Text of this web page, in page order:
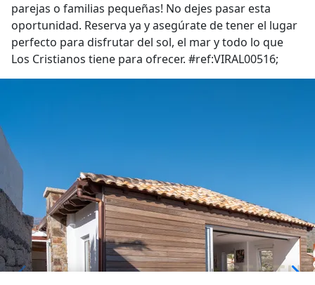
parejas o familias pequeñas! No dejes pasar esta
oportunidad. Reserva ya y asegúrate de tener el lugar
perfecto para disfrutar del sol, el mar y todo lo que
Los Cristianos tiene para ofrecer. #ref:VIRAL00516;